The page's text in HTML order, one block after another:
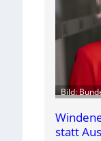
Bild:
statt